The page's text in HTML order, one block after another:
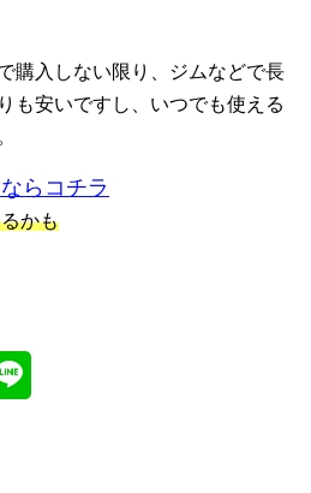
購入しない限り、ジムなどで長
も安いですし、いつでも使える
らコチラ
かも